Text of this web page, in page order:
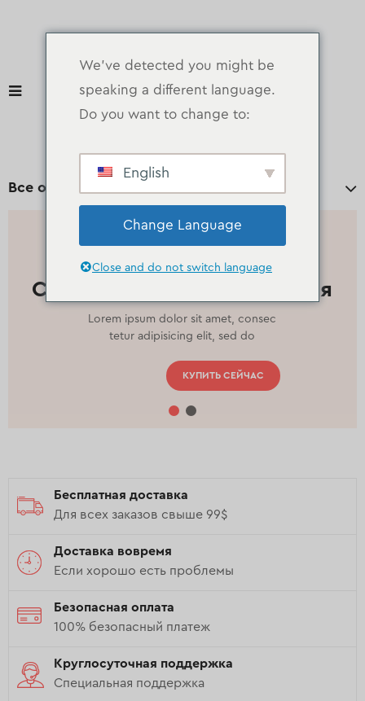
Все отделы
МАСЛО И ЯЙЦА
Специя 100% Органическая
Lorem ipsum dolor sit amet, consec
tetur adipisicing elit, sed do
КУПИТЬ СЕЙЧАС
Бесплатная доставка
Для всех заказов свыше 99$
Доставка вовремя
Если хорошо есть проблемы
Безопасная оплата
100% безопасный платеж
Круглосуточная поддержка
Специальная поддержка
We've detected you might be
speaking a different language.
Do you want to change to:
English
Change Language
Close and do not switch language